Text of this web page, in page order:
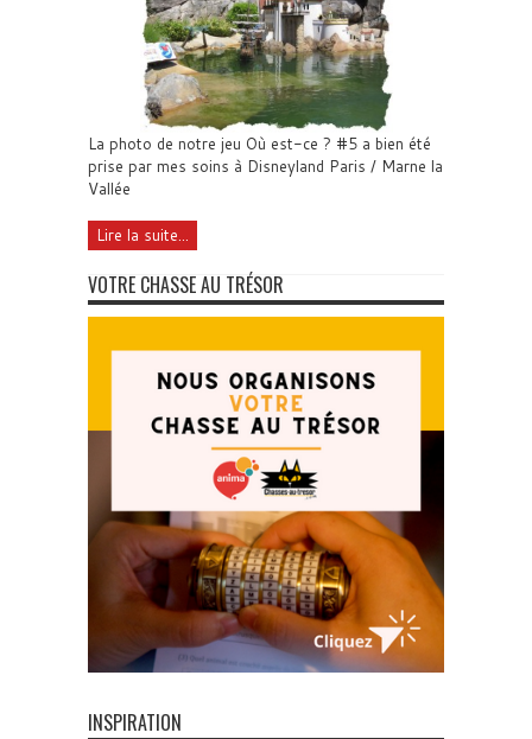
La photo de notre jeu Où est-ce ? #5 a bien été
prise par mes soins à Disneyland Paris / Marne la
Vallée
Lire la suite...
VOTRE CHASSE AU TRÉSOR
INSPIRATION